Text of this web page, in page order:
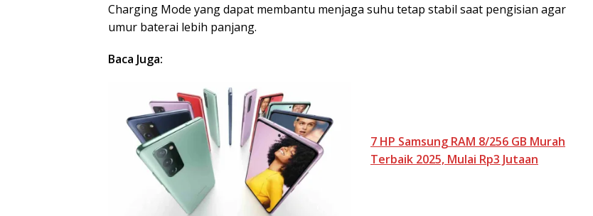
Charging Mode yang dapat membantu menjaga suhu tetap stabil saat pengisian agar
umur baterai lebih panjang.
Baca Juga:
7 HP Samsung RAM 8/256 GB Murah
Terbaik 2025, Mulai Rp3 Jutaan